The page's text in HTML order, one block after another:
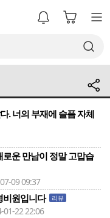
. 너의 부재에 슬픔 자체
운 만남이 정말 고맙습
09 09:37
비원입니다 리뷰
22 22:06